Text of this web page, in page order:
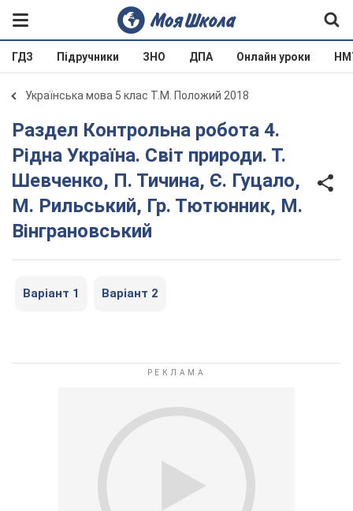
ГДЗ Підручники ЗНО ДПА Онлайн уроки
Українська мова 5 клас Т.М. Положий 2018
Раздел Контрольна робота 4.
Рідна Україна. Світ природи. Т.
Шевченко, П. Тичина, Є. Гуцало,
М. Рильський, Гр. Тютюнник, М.
Вінграновський
Варіант 1 Варіант 2